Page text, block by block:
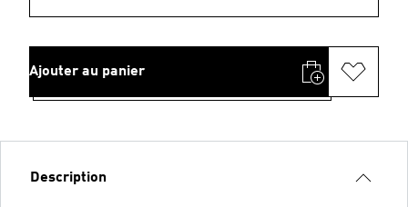
Ajouter au panier
Description